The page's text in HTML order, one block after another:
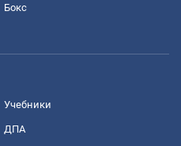
Бокс
Учебники
ДПА